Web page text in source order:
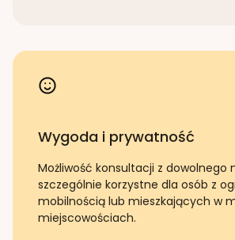
Wygoda i prywatność
Możliwość konsultacji z dowolnego
szczególnie korzystne dla osób z
mobilnością lub mieszkających w
miejscowościach.